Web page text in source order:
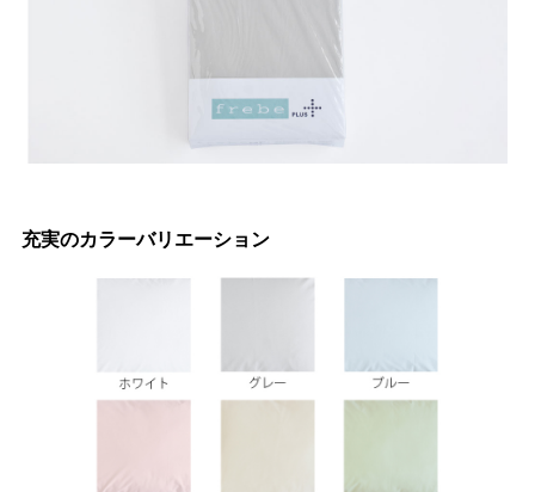
充実のカラーバリエーション